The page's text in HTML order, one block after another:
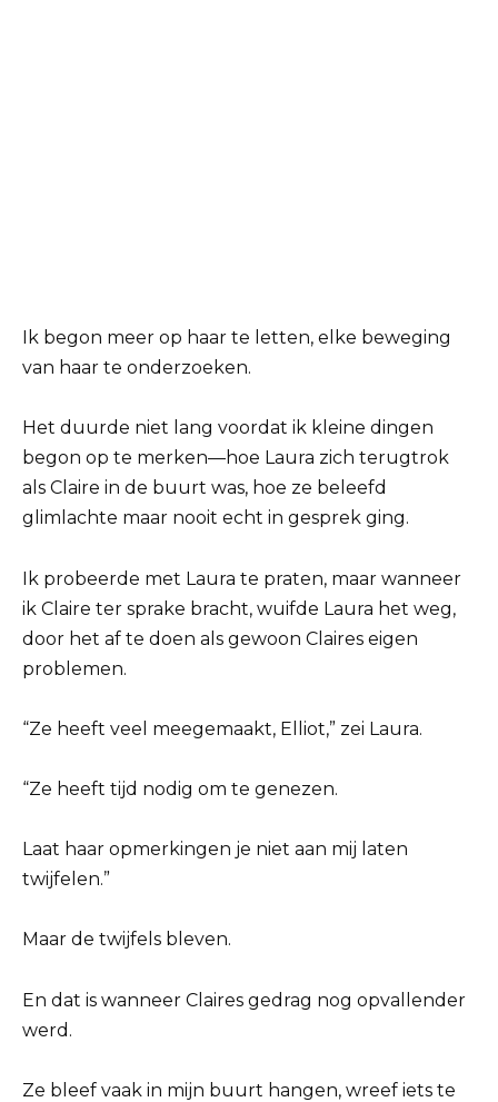
Ik begon meer op haar te letten, elke beweging
van haar te onderzoeken.
Het duurde niet lang voordat ik kleine dingen
begon op te merken—hoe Laura zich terugtrok
als Claire in de buurt was, hoe ze beleefd
glimlachte maar nooit echt in gesprek ging.
Ik probeerde met Laura te praten, maar wanneer
ik Claire ter sprake bracht, wuifde Laura het weg,
door het af te doen als gewoon Claires eigen
problemen.
“Ze heeft veel meegemaakt, Elliot,” zei Laura.
“Ze heeft tijd nodig om te genezen.
Laat haar opmerkingen je niet aan mij laten
twijfelen.”
Maar de twijfels bleven.
En dat is wanneer Claires gedrag nog opvallender
werd.
Ze bleef vaak in mijn buurt hangen, wreef iets te